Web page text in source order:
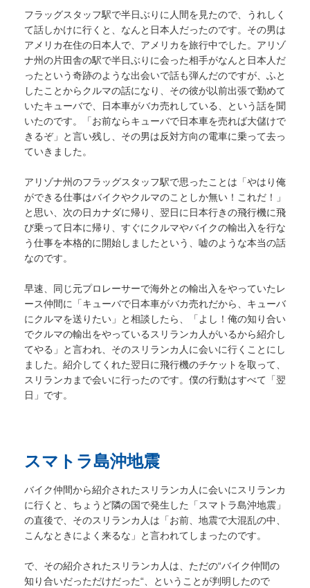
フラッグスタッフ駅で半日ぶりに人間を見たので、うれしく
て話しかけに行くと、なんと日本人だったのです。その男は
アメリカ在住の日本人で、アメリカを旅行中でした。アリゾ
ナ州の片田舎の駅で半日ぶりに会った相手がなんと日本人だ
ったという奇跡のような出会いで話も弾んだのですが、ふと
したことからクルマの話になり、その彼が以前出張で勤めて
いたキューバで、日本車がバカ売れしている、という話を聞
いたのです。「お前ならキューバで日本車を売れば大儲けで
きるぞ」と言い残し、その男は反対方向の電車に乗って去っ
ていきました。
アリゾナ州のフラッグスタッフ駅で思ったことは「やはり俺
ができる仕事はバイクやクルマのことしか無い！これだ！」
と思い、次の日カナダに帰り、翌日に日本行きの飛行機に飛
び乗って日本に帰り、すぐにクルマやバイクの輸出入を行な
う仕事を本格的に開始しましたという、嘘のような本当の話
なのです。
早速、同じ元プロレーサーで海外との輸出入をやっていたレ
ース仲間に「キューバで日本車がバカ売れだから、キューバ
にクルマを送りたい」と相談したら、「よし！俺の知り合い
でクルマの輸出をやっているスリランカ人がいるから紹介し
てやる」と言われ、そのスリランカ人に会いに行くことにし
ました。紹介してくれた翌日に飛行機のチケットを取って、
スリランカまで会いに行ったのです。僕の行動はすべて「翌
日」です。
スマトラ島沖地震
バイク仲間から紹介されたスリランカ人に会いにスリランカ
に行くと、ちょうど隣の国で発生した「スマトラ島沖地震」
の直後で、そのスリランカ人は「お前、地震で大混乱の中、
こんなときによく来るな」と言われてしまったのです。
で、その紹介されたスリランカ人は、ただの“バイク仲間の
知り合いだっただけだった“、ということが判明したので